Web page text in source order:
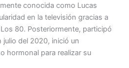
conocida como Lucas
en la televisión gracias a
80. Posteriormente, participó
julio del 2020, inició un
hormonal para realizar su